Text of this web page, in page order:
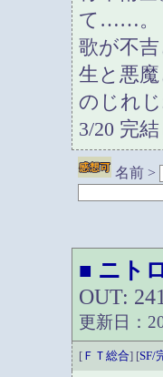
て……。
歌が不
生と悪
のじれ
3/20 完
名前 >
■ ニト
OUT:
更新日：
[ ＦＴ総合] [SF/